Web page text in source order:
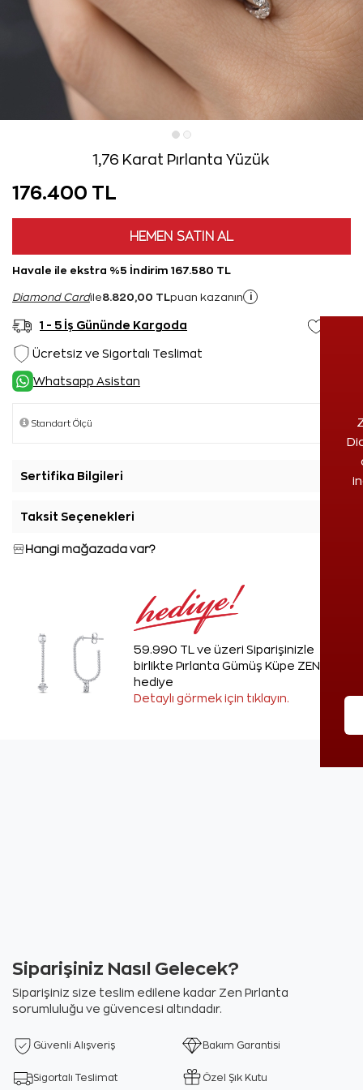
1,76 Karat Pırlanta Yüzük
176.400 TL
HEMEN SATIN AL
Havale ile ekstra %5 İndirim 167.580 TL
Diamond Cardile8.820,00 TL puan kazanın i
1 - 5 İş Gününde Kargoda
Ücretsiz ve Sigortalı Teslimat
Whatsapp Asistan
Sertifika Bilgileri
Taksit Seçenekleri
Hangi mağazada var?
59.990 TL ve üzeri Siparişinizle
birlikte Pırlanta Gümüş Küpe ZEN'den
hediye
Detaylı görmek için tıklayın.
Siparişiniz Nasıl Gelecek?
Siparişiniz size teslim edilene kadar Zen Pırlanta
sorumluluğu ve güvencesi altındadır.
Güvenli Alışveriş Bakım Garantisi
Sigortalı Teslimat Özel Şık Kutu